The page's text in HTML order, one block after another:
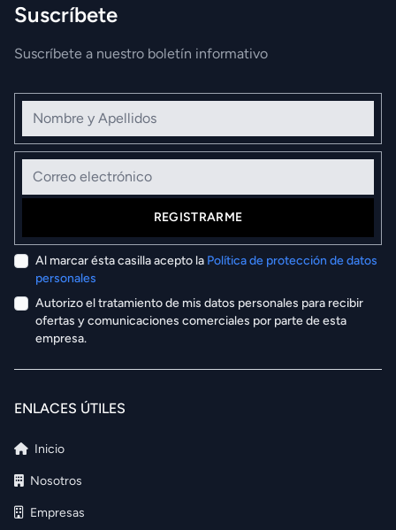
Suscríbete
Suscríbete a nuestro boletín informativo
Nombre y Apellidos
Correo electrónico
REGISTRARME
Al marcar ésta casilla acepto la Política de protección de datos
personales
Autorizo el tratamiento de mis datos personales para recibir
ofertas y comunicaciones comerciales por parte de esta
empresa.
ENLACES ÚTILES
Inicio
Nosotros
Empresas